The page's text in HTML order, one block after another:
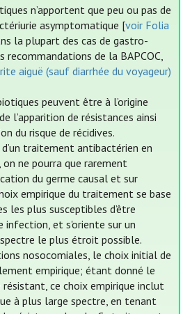
n’apportent que peu ou pas de
asymptomatique [voir Folia
la plupart des cas de gastro-
recommandations de la BAPCOC,
aiguë (sauf diarrhée du voyageur)
peuvent être à l’origine
l’apparition de résistances ainsi
du risque de récidives.
traitement antibactérien en
ne pourra que rarement
du germe causal et sur
empirique du traitement se base
les plus susceptibles d’être
infection, et s'oriente sur un
le plus étroit possible.
nosocomiales, le choix initial de
empirique; étant donné le
résistant, ce choix empirique inclut
à plus large spectre, en tenant